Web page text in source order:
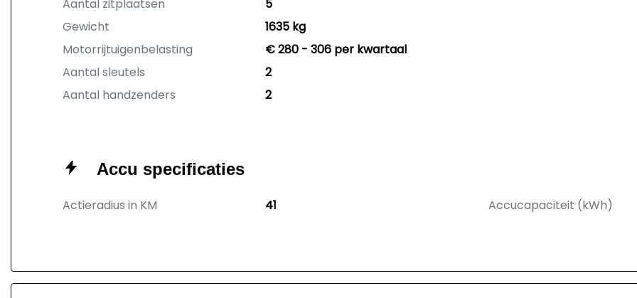
Aantal zitplaatsen
5
Gewicht
1635 kg
Motorrijtuigenbelasting
€ 280 - 306 per kwartaal
Aantal sleutels
2
Aantal handzenders
2
Accu specificaties
Actieradius in KM 41 Accucapaciteit (kWh)